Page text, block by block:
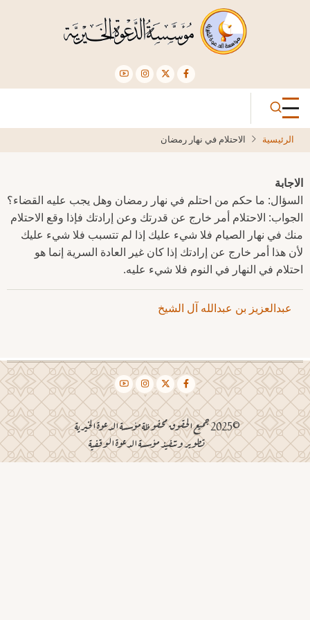
الرئيسية الاحتلام في نهار رمضان
الاجابة
السؤال: ما حكم من احتلم في نهار رمضان وهل يجب عليه القضاء؟
الجواب: الاحتلام أمر خارج عن قدرتك وعن إرادتك فإذا وقع الاحتلام
منك في نهار الصيام فلا شيء عليك إذا لم تتسبب فلا شيء عليك
لأن هذا أمر خارج عن إرادتك إذا كان غير العادة السرية إنما هو
احتلام في النهار في النوم فلا شيء عليه.
عبدالعزيز بن عبدالله آل الشيخ
©2025 جميع الحقوق محفوظة مؤسسة الدعوة الخيرية
تطوير وتنفيذ مؤسسة الدعوة الوقفية